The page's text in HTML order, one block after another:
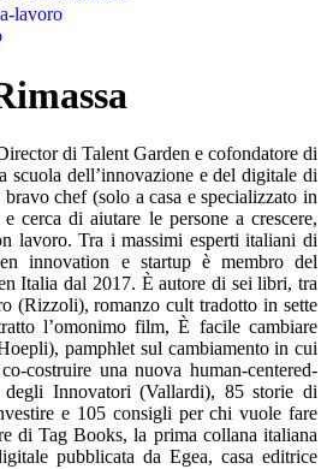
lavoro
di Talent Garden e cofondatore di
dell’innovazione e del digitale di
chef (solo a casa e specializzato in
cerca di aiutare le persone a crescere,
lavoro. Tra i massimi esperti italiani di
innovation e startup è membro del
Italia dal 2017. È autore di sei libri, tra
(Rizzoli), romanzo cult tradotto in sette
l’omonimo film, È facile cambiare
pamphlet sul cambiamento in cui
costruire una nuova human-centered-
Innovatori (Vallardi), 85 storie di
e 105 consigli per chi vuole fare
di Tag Books, la prima collana italiana
pubblicata da Egea, casa editrice